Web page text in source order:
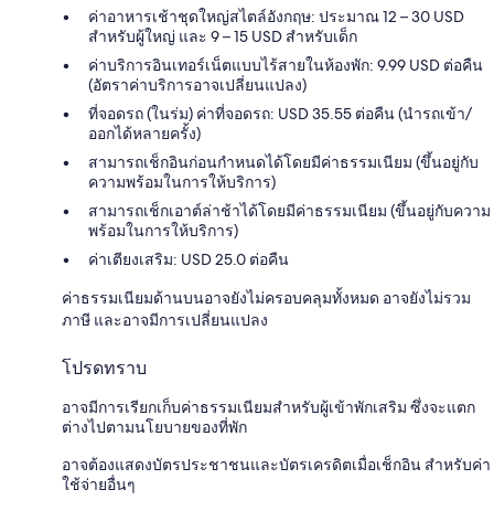
ค่าอาหารเช้าชุดใหญ่สไตล์อังกฤษ: ประมาณ 12 – 30 USD
สำหรับผู้ใหญ่ และ 9 – 15 USD สำหรับเด็ก
ค่าบริการอินเทอร์เน็ตแบบไร้สายในห้องพัก: 9.99 USD ต่อคืน
(อัตราค่าบริการอาจเปลี่ยนแปลง)
ที่จอดรถ (ในร่ม) ค่าที่จอดรถ: USD 35.55 ต่อคืน (นำรถเข้า/
ออกได้หลายครั้ง)
สามารถเช็กอินก่อนกำหนดได้โดยมีค่าธรรมเนียม (ขึ้นอยู่กับ
ความพร้อมในการให้บริการ)
สามารถเช็กเอาต์ล่าช้าได้โดยมีค่าธรรมเนียม (ขึ้นอยู่กับความ
พร้อมในการให้บริการ)
ค่าเตียงเสริม: USD 25.0 ต่อคืน
ค่าธรรมเนียมด้านบนอาจยังไม่ครอบคลุมทั้งหมด อาจยังไม่รวม
ภาษี และอาจมีการเปลี่ยนแปลง
โปรดทราบ
อาจมีการเรียกเก็บค่าธรรมเนียมสำหรับผู้เข้าพักเสริม ซึ่งจะแตก
ต่างไปตามนโยบายของที่พัก
อาจต้องแสดงบัตรประชาชนและบัตรเครดิตเมื่อเช็กอิน สำหรับค่า
ใช้จ่ายอื่นๆ